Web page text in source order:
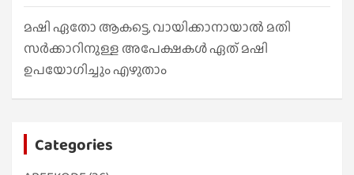
മഷി ഏതോ ആകട്ടെ, വായിക്കാനായാൽ മതി​
സർക്കാറിനുള്ള അപേക്ഷകൾ ഏത് മഷി
ഉപയോഗിച്ചും എഴുതാം
Categories